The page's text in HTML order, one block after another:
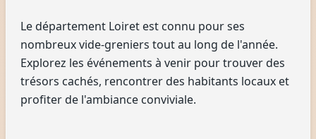
Le département Loiret est connu pour ses
nombreux vide-greniers tout au long de l'année.
Explorez les événements à venir pour trouver des
trésors cachés, rencontrer des habitants locaux et
profiter de l'ambiance conviviale.